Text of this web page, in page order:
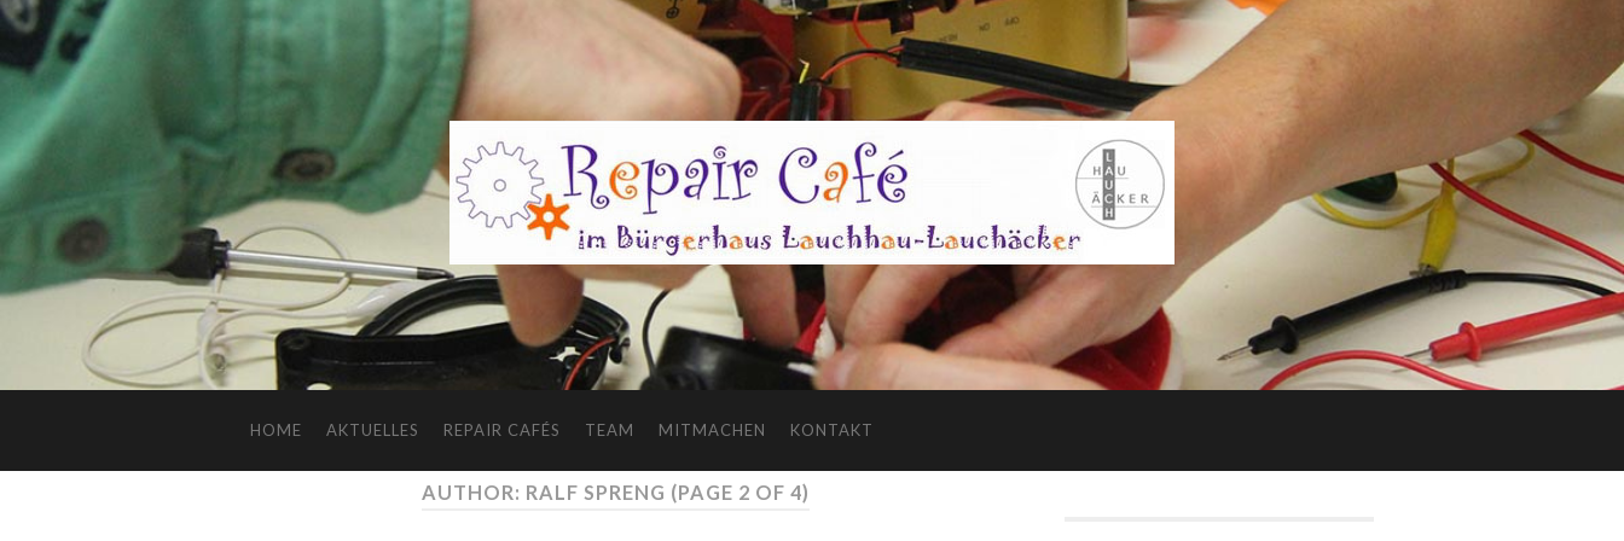
HOME AKTUELLES REPAIR CAFÉS TEAM MITMACHEN KONTAKT
AUTHOR: RALF SPRENG (PAGE 2 OF 4)